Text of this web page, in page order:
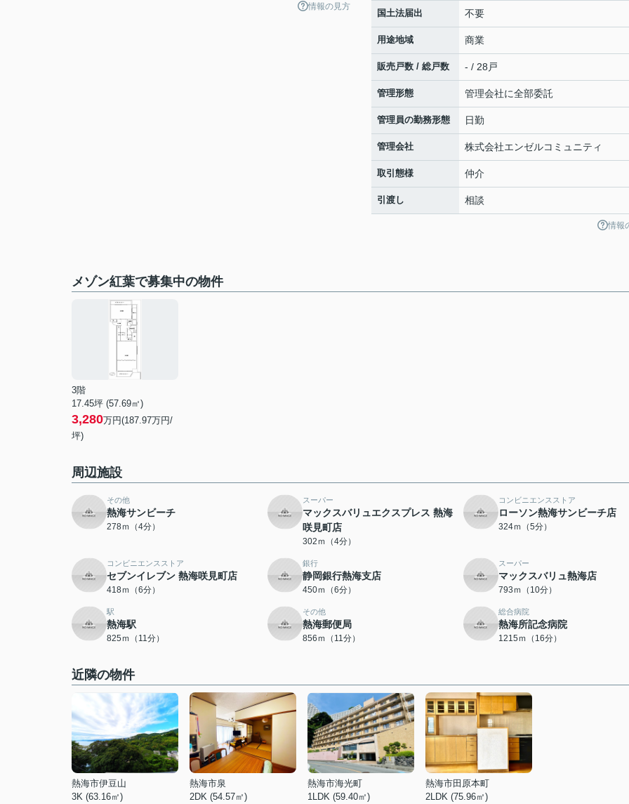
情報の見方
国土法届出 不要
用途地域 商業
販売戸数 / 総戸数 - / 28戸
管理形態 管理会社に全部委託
管理員の勤務形態 日勤
管理会社 株式会社エンゼルコミュニティ
取引態様 仲介
引渡し 相談
情報
メゾン紅葉で募集中の物件
3階
17.45坪 (57.69㎡)
3,280万円(187.97万円/
坪)
周辺施設
その他
熱海サンビーチ
278ｍ（4分）
スーパー
マックスバリュエクスプレス 熱海
咲見町店
302ｍ（4分）
コンビニエンスストア
ローソン熱海サンビーチ店
324ｍ（5分）
コンビニエンスストア
セブンイレブン 熱海咲見町店
418ｍ（6分）
銀行
静岡銀行熱海支店
450ｍ（6分）
スーパー
マックスバリュ熱海店
793ｍ（10分）
駅
熱海駅
825ｍ（11分）
その他
熱海郵便局
856ｍ（11分）
総合病院
熱海所記念病院
1215ｍ（16分）
近隣の物件
熱海市伊豆山
3K (63.16㎡)
熱海市泉
2DK (54.57㎡)
熱海市海光町
1LDK (59.40㎡)
熱海市田原本町
2LDK (75.96㎡)